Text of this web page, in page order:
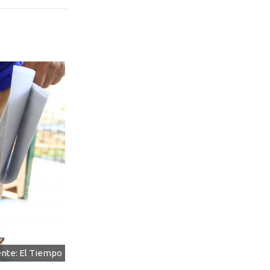
El Tiempo